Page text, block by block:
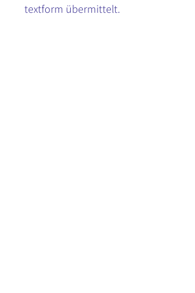
textform übermittelt.